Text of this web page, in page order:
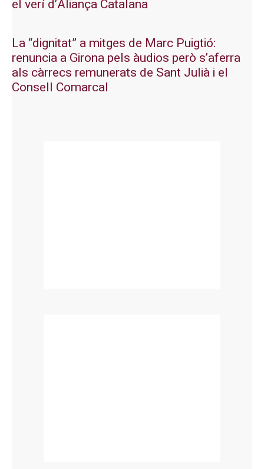
el verí d’Aliança Catalana
La “dignitat” a mitges de Marc Puigtió:
renuncia a Girona pels àudios però s’aferra
als càrrecs remunerats de Sant Julià i el
Consell Comarcal